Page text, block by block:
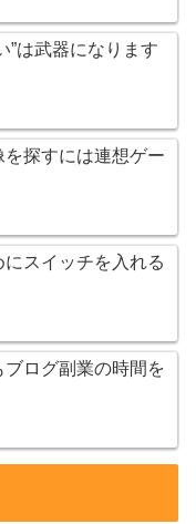
”は武器になります
探すには連想ゲー
スイッチを入れる
ログ副業の時間を